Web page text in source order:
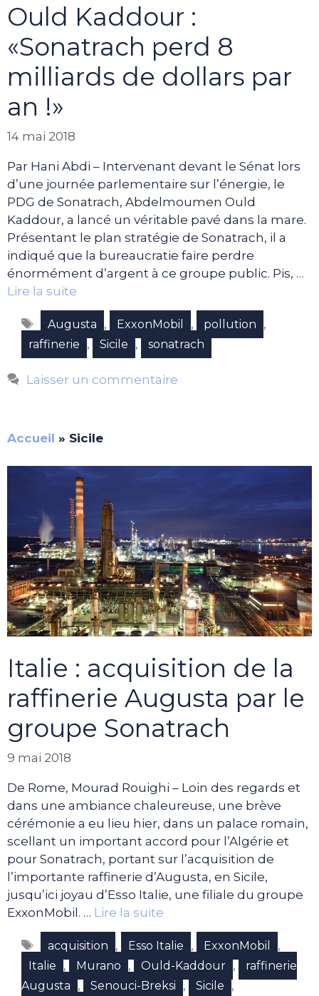
Ould Kaddour :
«Sonatrach perd 8
milliards de dollars par
an !»
14 mai 2018
Par Hani Abdi – Intervenant devant le Sénat lors
d’une journée parlementaire sur l’énergie, le
PDG de Sonatrach, Abdelmoumen Ould
Kaddour, a lancé un véritable pavé dans la mare.
Présentant le plan stratégie de Sonatrach, il a
indiqué que la bureaucratie faire perdre
énormément d’argent à ce groupe public. Pis, …
Lire la suite
Étiquettes
Augusta , ExxonMobil , pollution ,
raffinerie , Sicile , sonatrach
Laisser un commentaire
Accueil » Sicile
Italie : acquisition de la
raffinerie Augusta par le
groupe Sonatrach
9 mai 2018
De Rome, Mourad Rouighi – Loin des regards et
dans une ambiance chaleureuse, une brève
cérémonie a eu lieu hier, dans un palace romain,
scellant un important accord pour l’Algérie et
pour Sonatrach, portant sur l’acquisition de
l’importante raffinerie d’Augusta, en Sicile,
jusqu’ici joyau d’Esso Italie, une filiale du groupe
ExxonMobil. … Lire la suite
Étiquettes
acquisition , Esso Italie , ExxonMobil ,
Italie , Murano , Ould-Kaddour ,
raffinerie
Augusta
, Senouci-Breksi , Sicile ,